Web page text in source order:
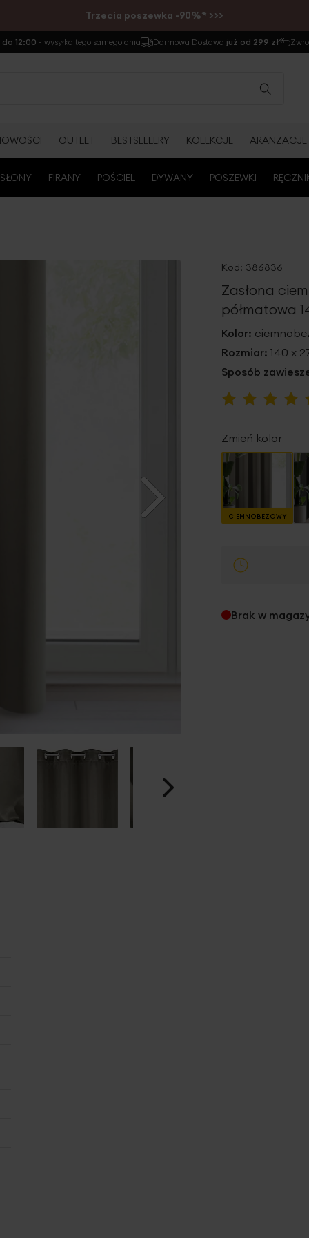
Trzecia poszewka -90%* >>>
12:00 - wysyłka tego samego dnia Darmowa Dostawa już od 299 zł
OUTLET BESTSELLERY KOLEKCJE ARANŻACJE
FIRANY POŚCIEL DYWANY POSZEWKI
Kod: 386836
Zasłona
półmatowa
Kolor:
Rozmiar: 140 x
Sposób
Ocena:
Zmień kolor
CIEMNOBEŻOWY
Brak w